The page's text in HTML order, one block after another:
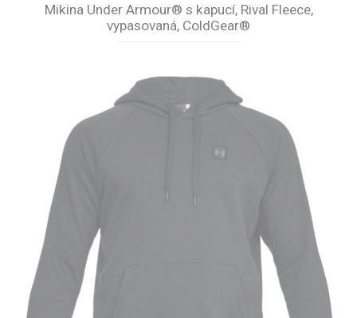
Mikina Under Armour® s kapucí, Rival Fleece,
vypasovaná, ColdGear®